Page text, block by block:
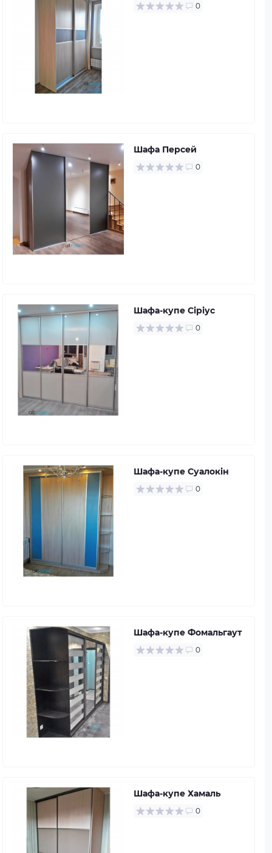
0
Шафа Персей
0
Шафа-купе Сіріус
0
Шафа-купе Суалокін
0
Шафа-купе Фомальгаут
0
Шафа-купе Хамаль
0